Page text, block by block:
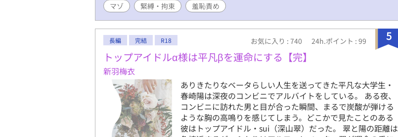
マゾ
緊縛・拘束 羞恥責め
5
長編 完結 R18 お気に入り : 740 24h.ポイント : 99
トップアイドルα様は平凡βを運命にする【完】
新羽梅衣
ありきたりなベータらしい人生を送ってきた平凡な大学生・
春崎陽は深夜のコンビニでアルバイトをしている。 ある夜、
コンビニに訪れた男と目が合った瞬間、まるで炭酸が弾ける
ような胸の高鳴りを感じてしまう。どこかで見たことのある
彼はトップアイドル・sui（深山翠）だった。 翠と陽の距離は